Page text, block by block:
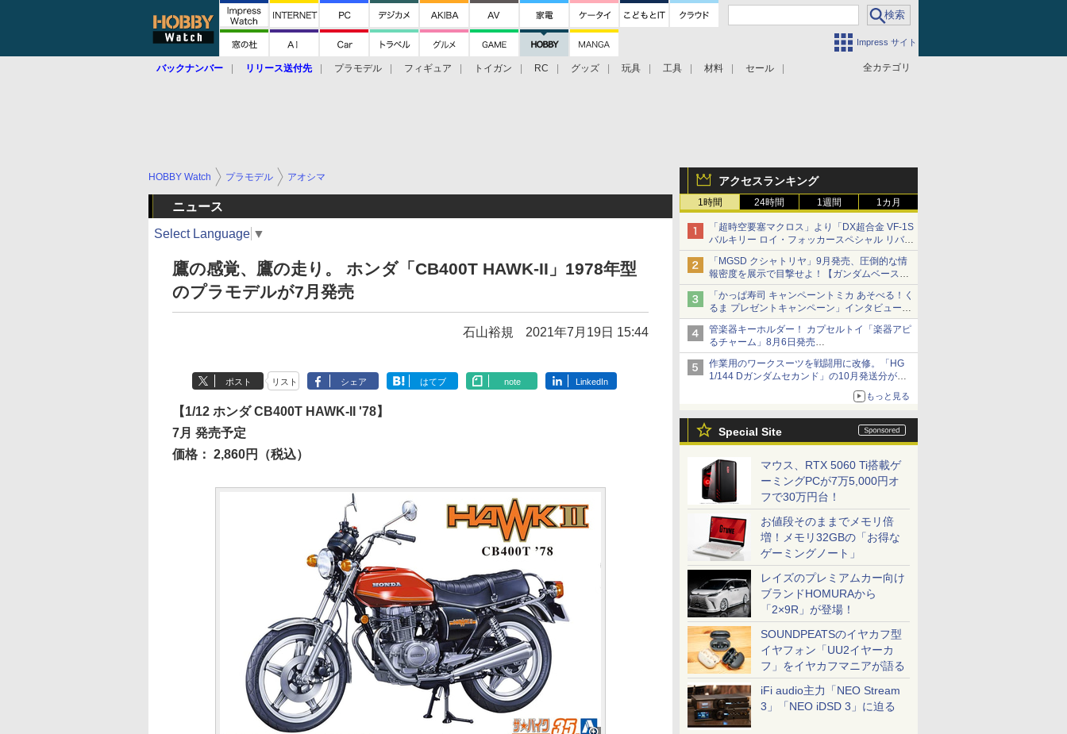
Impress サイト
全カテゴリ
バックナンバー リリース送付先 プラモデル フィギュア トイガン RC グッズ 玩具 工具 材料 セール
アクセスランキング
1時間 24時間 1週間 1カ月
「超時空要塞マクロス」より「DX超合金 VF-1S
バルキリー ロイ・フォッカースペシャル リバイ
バルVer.」本日発売！
「MGSD クシャトリヤ」9月発売、圧倒的な情
報密度を展示で目撃せよ！【ガンダムベース撮
り下ろし】
「かっぱ寿司 キャンペーントミカ あそべる！く
るま プレゼントキャンペーン」インタビュー
子どもが楽しめるかっぱ寿司ならではの体験と
コラボの楽しさを追求
管楽器キーホルダー！ カプセルトイ「楽器アピ
るチャーム」8月6日発売
チューバ、テナサクなど5種各3色
作業用のワークスーツを戦闘用に改修。「HG
1/144 Dガンダムセカンド」の10月発送分が予
約受付中【ガンダムベース撮り下ろし】
もっと見る
Special Site
マウス、RTX 5060 Ti搭載ゲ
ーミングPCが7万5,000円オ
フで30万円台！
お値段そのままでメモリ倍
増！メモリ32GBの「お得な
ゲーミングノート」
レイズのプレミアムカー向け
ブランドHOMURAから
「2×9R」が登場！
SOUNDPEATSのイヤカフ型
イヤフォン「UU2イヤーカ
フ」をイヤカフマニアが語る
iFi audio主力「NEO Stream
3」「NEO iDSD 3」に迫る
HOBBY Watch プラモデル アオシマ
ニュース
Select Language ▼
鷹の感覚、鷹の走り。 ホンダ「CB400T HAWK-II」1978年型
のプラモデルが7月発売
石山裕規 2021年7月19日 15:44
ポスト リスト シェア はてブ note LinkedIn
【1/12 ホンダ CB400T HAWK-II '78】
7月 発売予定
価格： 2,860円（税込）